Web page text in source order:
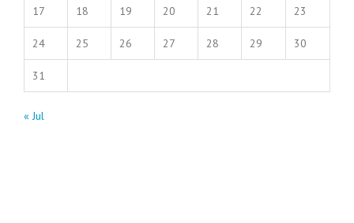
17 18 19 20 21 22 23
24 25 26 27 28 29 30
31
« Jul